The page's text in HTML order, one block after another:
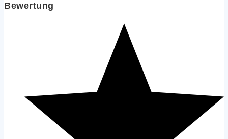
Bewertung